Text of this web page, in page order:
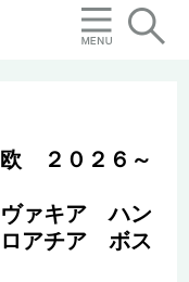
２０２６～
ァキア ハン
アチア ボス